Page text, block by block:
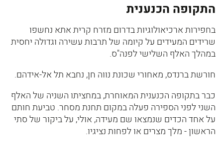
התקופה הכנענית
בחפירות ארכיאולוגיות בדרום מזרח קרית אתא נחשפו
שרידים המעידים על קיומה של תרבות עשירה וגדולה יחסית
במהלך האלף השלישי לפנה"ס.
חורשת ברנדס, מאחורי שכונת נווה חן, נחבא תל אל-אידהם.
כבר בתקופה הכנענית המאוחרת, במחציתו השניה של האלף
השני לפני הספירה פעלה במקום תחנת מסחר. טביעת חותם
על אחד הכדים שנמצאו שם מעידה, אולי, על ביקור של סתי
הראשון - מלך מצרים או לפחות נציגיו.